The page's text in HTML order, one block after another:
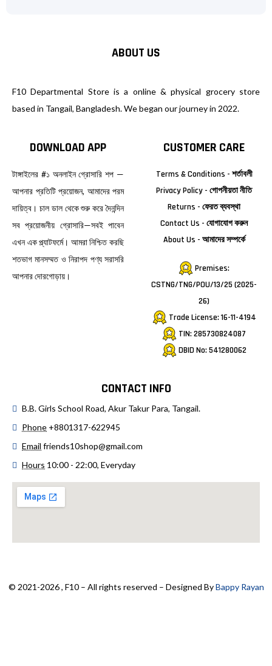
ABOUT US
F10 Departmental Store is a online & physical grocery store
based in Tangail, Bangladesh. We began our journey in 2022.
DOWNLOAD APP
টাঙ্গাইলের #১ অনলাইন গ্রোসারি শপ —
আপনার প্রতিটি প্রয়োজন, আমাদের পরম
দায়িত্ব। চাল ডাল থেকে শুরু করে দৈনন্দিন
সব প্রয়োজনীয় গ্রোসারি—সবই পাবেন
এখন এক প্ল্যাটফর্মে। আমরা নিশ্চিত করছি
শতভাগ মানসম্মত ও নিরাপদ পণ্য সরাসরি
আপনার দোরগোড়ায়।
CUSTOMER CARE
Terms & Conditions - শর্তাবলী
Privacy Policy - গোপনীয়তা নীতি
Returns - ফেরত ব্যবস্থা
Contact Us - যোগাযোগ করুন
About Us - আমাদের সম্পর্কে
Premises:
CSTNG/TNG/POU/13/25 (2025-
26)
Trade License: 16-11-4194
TIN: 285730824087
DBID No: 541280062
CONTACT INFO
B.B. Girls School Road, Akur Takur Para, Tangail.
Phone +8801317-622945
Email friends10shop@gmail.com
Hours 10:00 - 22:00, Everyday
© 2021-2026 , F10 – All rights reserved – Designed ByBappy Rayan